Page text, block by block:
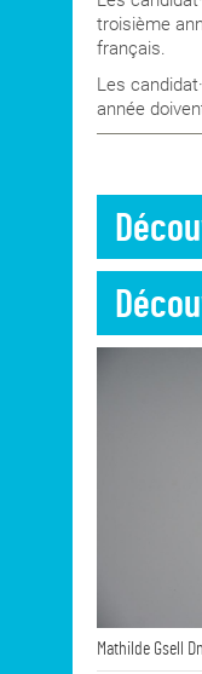
carte
troisième
français.
Les
année
Mathilde Gsell